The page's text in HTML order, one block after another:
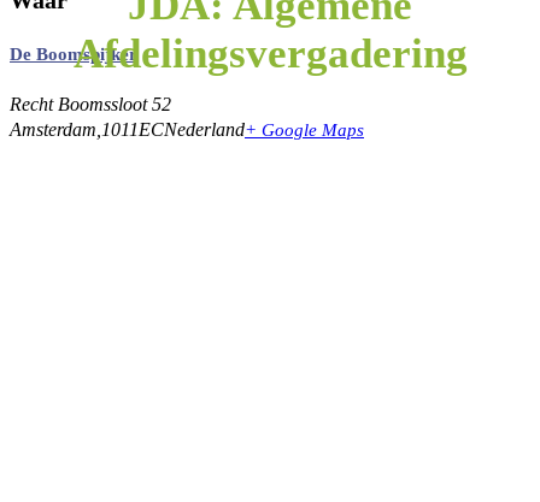
Afdelingsvergadering
De Boomspijker
Recht Boomssloot 52
Amsterdam 1011ECNederland+ Google Maps